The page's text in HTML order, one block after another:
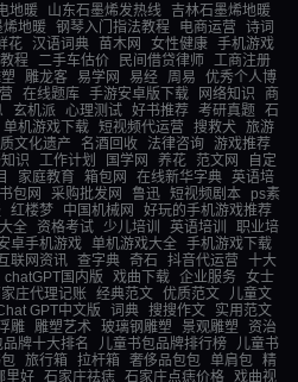
地暖 山东石墨烯发热线
吉林石墨烯地暖
烯地暖 钢琴入门指法教程 电商运营
诗词
花 汉语词典 苗木网 女性健康 手机游戏
程 二手车估价 民间借贷律师
工商注册
雕龙客 易学网 易经 周易
优秀个人博
在线题库 手游安卓版下载 网络知识
商
玄机派 心理测试 好书推荐 考研真题 石
单机游戏下载 短视频代运营 搜救犬 旅游
文化遗产 名酒回收 法律咨询 游戏推荐
识 工作计划 国学网 养花 范文网
自定
家庭教育 箱包网 在线新华字典 英语培
书包网 采购批发网 鲁迅 短视频剧本
ps素
红楼梦 中国机械网
好玩的手机游戏推荐
全 资格考试 少儿培训 英语培训
职业培
卓手机游戏 单机游戏大全
手机游戏下载
联网资讯 查字典 奇石 抖音代运营 十大
chatGPT国内版 戏曲下载 企业服务
女士
庄代理记账 经典范文 优质范文
儿童文
GPT中文版 词典 搜搜作文
实用范文
雕 雕塑艺术 玻璃钢雕塑 景观雕塑
资治
品牌十大排名 儿童书包品牌排行榜
儿童书
旅行箱 拉杆箱 奢侈品包包 单肩包 精
里好 石家庄祛痣 石家庄点痣价格 戏曲视